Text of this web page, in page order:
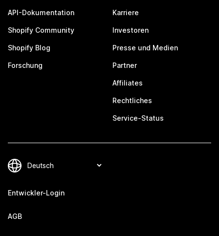
API-Dokumentation
Shopify Community
Shopify Blog
Forschung
Karriere
Investoren
Presse und Medien
Partner
Affiliates
Rechtliches
Service-Status
Entwickler-Login
AGB